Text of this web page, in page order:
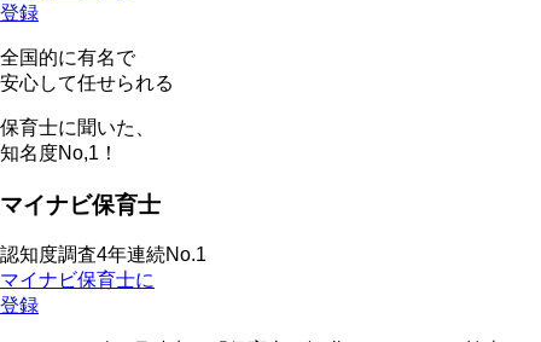
登録
全国的に有名で
安心して任せられる
保育士に聞いた、
知名度No,1！
マイナビ保育士
認知度調査4年連続No.1
マイナビ保育士に
登録